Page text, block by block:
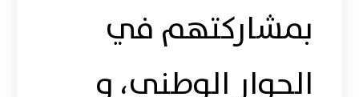
بمشاركتهم في
الحوار الوطني، و